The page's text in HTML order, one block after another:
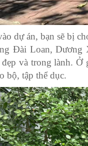
dự án, bạn sẽ bị
Đài Loan, Dương
và trong lành.
bộ, tập thể dục.